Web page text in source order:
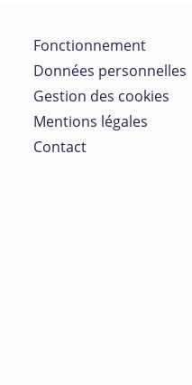
Fonctionnement
Données personnelles
Gestion des cookies
Mentions légales
Contact